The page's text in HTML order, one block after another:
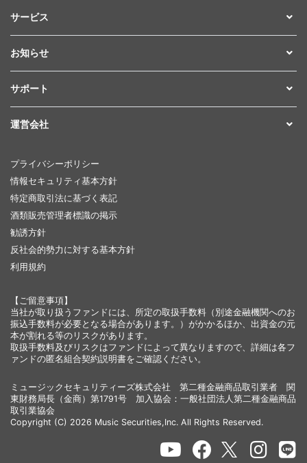
サービス
お知らせ
サポート
運営会社
プライバシーポリシー
情報セキュリティ基本方針
特定商取引法に基づく表記
酒類販売管理者標識の掲示
勧誘方針
反社会的勢力に対する基本方針
利用規約
【ご留意事項】
当社が取り扱うファンドには、所定の取扱手数料（別途金融機関へのお
振込手数料が必要となる場合があります。）がかかるほか、出資金の元
本が割れる等のリスクがあります。
取扱手数料及びリスクはファンドによって異なりますので、詳細は各フ
ァンドの匿名組合契約説明書をご確認ください。
ミュージックセキュリティーズ株式会社 第二種金融商品取引業者 関
東財務局長（金商）第1791号 加入協会：一般社団法人第二種金融商品
取引業協会
Copyright (C) 2026 Music Securities,Inc. All Rights Reserved.